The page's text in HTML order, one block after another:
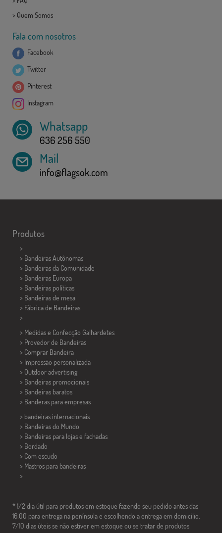
> Quem Somos
Fala com nosotros
Facebook
Twitter
Pinterest
Instagram
Whatsapp
636 256 550
Mail
info@flagsok.com
Produtos
>
> Bandeiras Autônomas
> Bandeiras da Comunidade
> Bandeiras Europa
> Bandeiras políticas
> Bandeiras de mesa
> Fábrica de Bandeiras
>
> Medidas e Confecção Galhardetes
> Provedor de Bandeiras
> Comprar Bandeira
> Impressão personalizada
> Outdoor advertising
> Bandeiras promocionais
> Bandeiras baratos
> Banderas para empresas
> bandeiras internacionais
> Bandeiras do Mundo
> Bandeiras para lojas e fachadas
> Bordado
> Com escudo
> Mastros para bandeiras
>
* 1/2 dia útil para produtos em estoque fazendo seu pedido antes das
16:00 para entrega na península e escolhendo a entrega em domicílio.
7/10 dias úteis se não estiver em estoque ou se tratar de produtos